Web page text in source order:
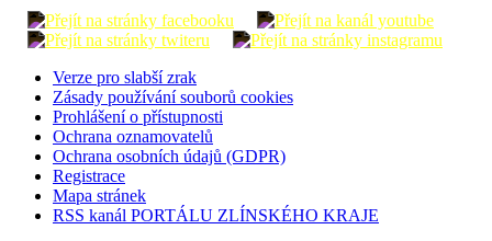
Verze pro slabší zrak
Zásady používání souborů cookies
Prohlášení o přístupnosti
Ochrana oznamovatelů
Ochrana osobních údajů (GDPR)
Registrace
Mapa stránek
RSS kanál PORTÁLU ZLÍNSKÉHO KRAJE